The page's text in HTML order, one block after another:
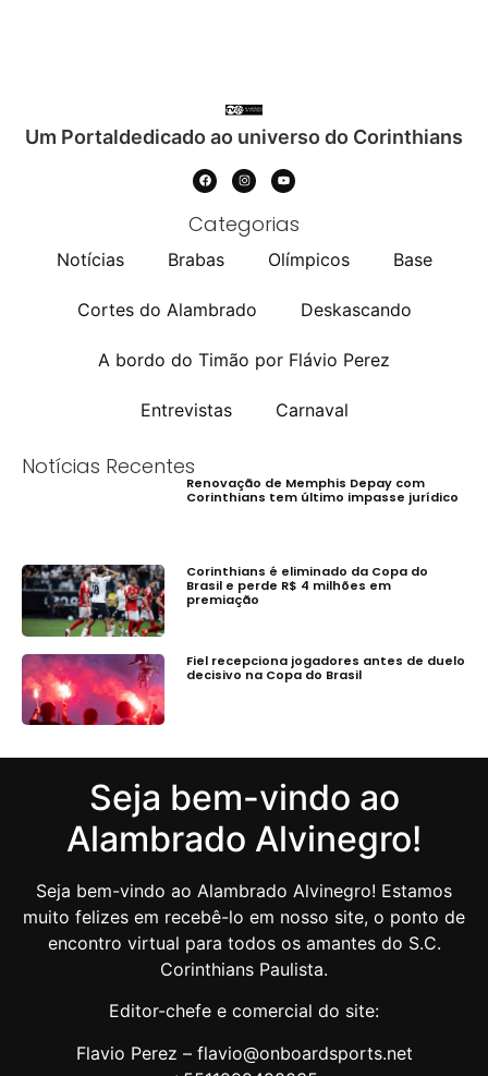
Um Portaldedicado ao universo do Corinthians
Categorias
Notícias Brabas Olímpicos Base
Cortes do Alambrado Deskascando
A bordo do Timão por Flávio Perez
Entrevistas Carnaval
Notícias Recentes
Renovação de Memphis Depay com
Corinthians tem último impasse jurídico
Corinthians é eliminado da Copa do
Brasil e perde R$ 4 milhões em
premiação
Fiel recepciona jogadores antes de duelo
decisivo na Copa do Brasil
Seja bem-vindo ao
Alambrado Alvinegro!
Seja bem-vindo ao Alambrado Alvinegro! Estamos
muito felizes em recebê-lo em nosso site, o ponto de
encontro virtual para todos os amantes do S.C.
Corinthians Paulista.
Editor-chefe e comercial do site:
Flavio Perez – flavio@onboardsports.net